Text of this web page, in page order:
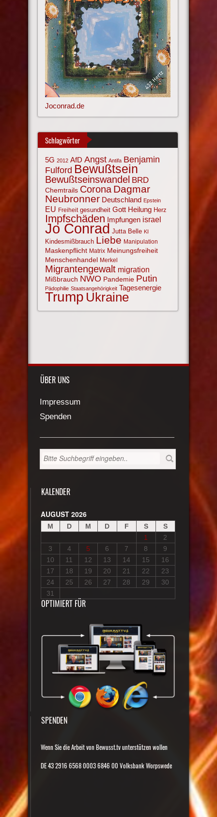
Joconrad.de
Schlagwörter
5G 2012 AfD Angst Antifa Benjamin
Fulford Bewußtsein
Bewußtseinswandel BRD
Chemtrails Corona Dagmar
Neubronner Deutschland Epstein
EU Freiheit gesundheit Gott Heilung Herz
Impfschäden Impfungen israel
Jo Conrad Jutta Belle KI
Kindesmißbrauch Liebe Manipulation
Maskenpflicht Matrix Meinungsfreiheit
Menschenhandel Merkel
Migrantengewalt migration
Mißbrauch NWO Pandemie Putin
Pädophilie Staatsangehörigkeit Tagesenergie
Trump Ukraine
ÜBER UNS
Impressum
Spenden
KALENDER
AUGUST 2026
M D M D F S
S
1
2
3
4 5 6 7 8
9
10
11 12 13 14 15
16
17
18 19 20 21 22
23
24
25 26 27 28 29
30
31
OPTIMIERT FÜR
SPENDEN
Wenn Sie die Arbeit von Bewusst.tv unterstützen wollen
DE 43 2916 6568 0003 6846 00 Volksbank Worpswede